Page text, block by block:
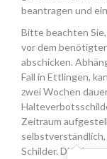
beantragen und
Bitte beachten
vor dem
abschicken.
Fall in Ettlingen,
zwei Wochen
Zeitraum
Schilder. Die